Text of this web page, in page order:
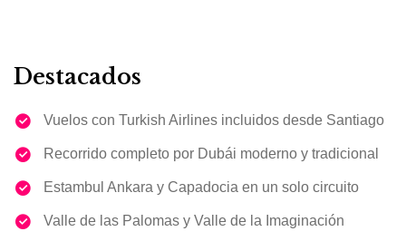
Destacados
Vuelos con Turkish Airlines incluidos desde Santiago
Recorrido completo por Dubái moderno y tradicional
Estambul Ankara y Capadocia en un solo circuito
Valle de las Palomas y Valle de la Imaginación